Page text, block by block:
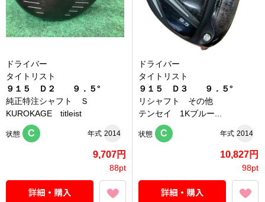
ドライバー
タイトリスト
９１５ Ｄ２ ９．５°
純正特注シャフト Ｓ
KUROKAGE titleist
状態 C 年式 2014
9,707円
88pt
ドライバー
タイトリスト
９１５ Ｄ３ ９．５°
リシャフト その他
テンセイ 1Kブルー...
状態 C 年式 2014
10,827円
98pt